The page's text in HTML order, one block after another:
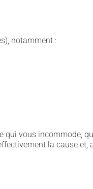
notamment :
qui vous incommode,
la cause et,